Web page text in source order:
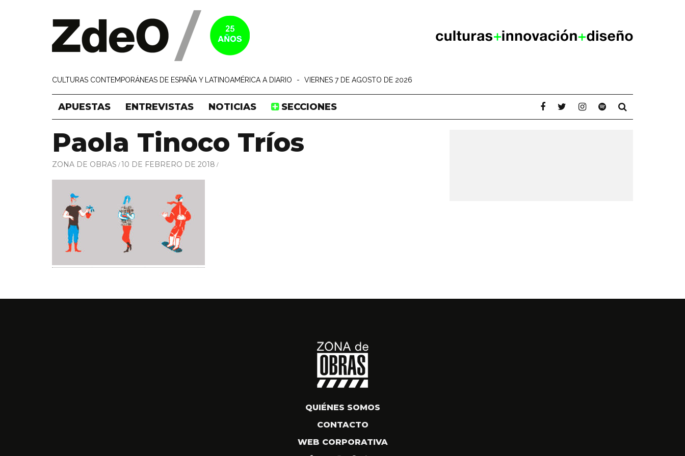
CULTURAS CONTEMPORÁNEAS DE ESPAÑA Y LATINOAMÉRICA A DIARIO - VIERNES 7 DE AGOSTO DE 2026
APUESTAS ENTREVISTAS NOTICIAS SECCIONES
Paola Tinoco Tríos
ZONA DE OBRAS 10 DE FEBRERO DE 2018
QUIÉNES SOMOS
CONTACTO
WEB CORPORATIVA